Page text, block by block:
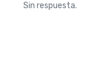
Sin respuesta.